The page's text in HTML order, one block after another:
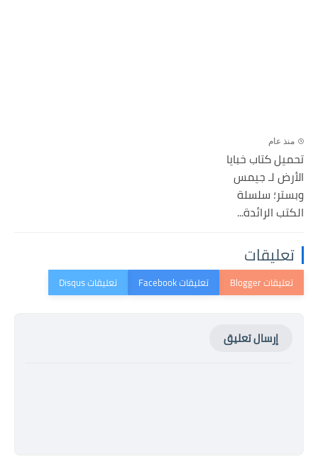
منذ عام
تحميل كتاب خبايا
الأرض لـ جيمس
وبستر؛ سلسلة
الكتب الرائدة...
تعليقات
إرسال تعليق